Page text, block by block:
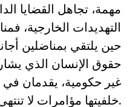
مهمة، تجاهل القضايا
التهديدات الخارجية،
حين يلتقي بمناضلين
حقوق الإنسان الذي
غير حكومية، يقدمان
خلفيتها مؤامرات لا تنتهي.